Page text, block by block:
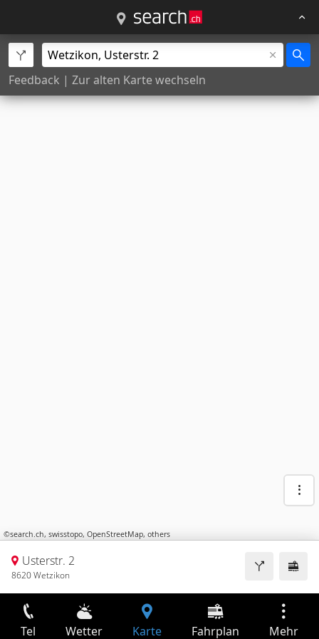
Feedback | Zur alten Karte wechseln
©search.ch, swisstopo, OpenStreetMap, others
Usterstr. 2
8620 Wetzikon
Tel Wetter Karte Fahrplan Mehr